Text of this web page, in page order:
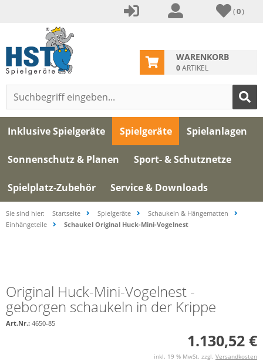
(0)
WARENKORB
0ARTIKEL
Inklusive Spielgeräte Spielgeräte Spielanlagen
Sonnenschutz & Planen Sport- & Schutznetze
Spielplatz-Zubehör Service & Downloads
Sie sind hier: Startseite Spielgeräte
Schaukeln & Hängematten
Einhängeteile
Schaukel Original Huck-Mini-Vogelnest
Original Huck-Mini-Vogelnest -
geborgen schaukeln in der Krippe
Art.Nr.: 4650-85
1.130,52 €
inkl. 19 % MwSt. zzgl. Versandkosten